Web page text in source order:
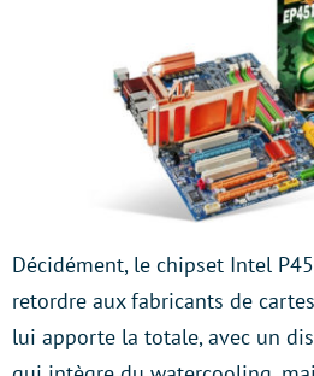
Décidément, le chipset Intel
retordre aux fabricants de
lui apporte la totale, avec un